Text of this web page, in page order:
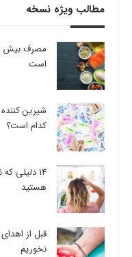
مطالب ویژه نسخه
است
شیرین
کدام است؟
14 دلیلی
هستید
قبل از
نخوریم